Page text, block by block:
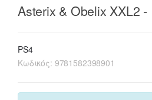
Asterix & Obelix XXL2 -
PS4
Κωδικός: 9781582398901